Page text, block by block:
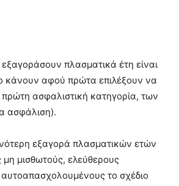
πλασματικά έτη είναι
κάνουν αφού πρώτα επιλέξουν να
ασφαλιστική κατηγορία, των
ασφάλιση).
εξαγορά πλασματικών ετών
μη μισθωτούς, ελεύθερους
αυτοαπασχολουμένους το σχέδιο